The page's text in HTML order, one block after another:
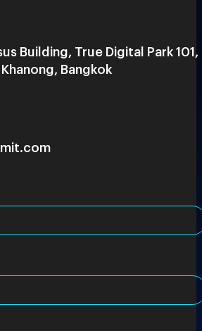
Building, True Digital Park 101,
Bangkok